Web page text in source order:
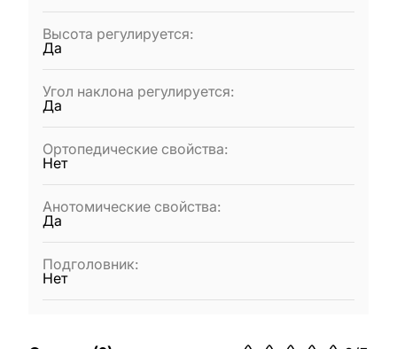
Высота регулируется:
Да
Угол наклона регулируется:
Да
Ортопедические свойства:
Нет
Анотомические свойства:
Да
Подголовник:
Нет